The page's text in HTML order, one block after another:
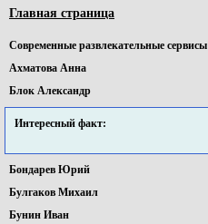
Главная страница
Cовременные pазвлекательные сервисы
Ахматова Анна
Блок Александр
Интересный факт:
Бондарев Юрий
Булгаков Михаил
Бунин Иван